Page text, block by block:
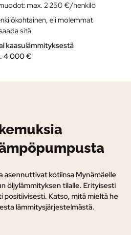
max. 2 250 €/henkilö
eli molemmat
sitä
kaasulämmityksestä
4 000 €
asennuttivat kotiinsa Mynämäelle
öljylämmityksen tilalle. Erityisesti
Katso, mitä mieltä he
lämmitysjärjestelmästä.